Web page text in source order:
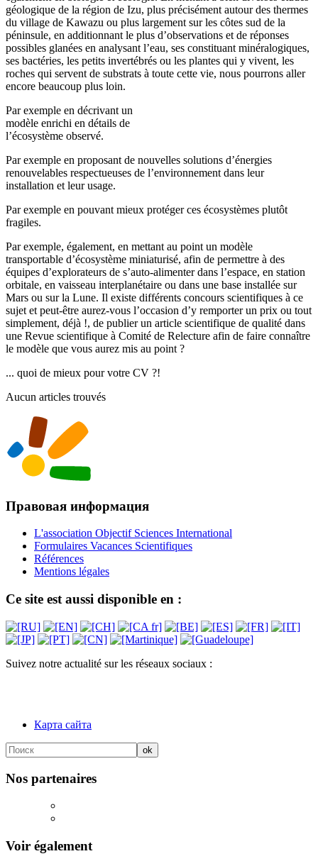
géologique de la région de Izu, plus précisément autour des thermes
du village de Kawazu ou plus largement sur les côtes sud de la
péninsule, en additionnant le plus d’observations et de réponses
possibles glanées en analysant l’eau, ses constituant minéralogiques,
ses bactéries, les petits invertébrés ou les plantes qui y vivent, les
roches qui servent de substrats à toute cette vie, nous pourrons aller
encore beaucoup plus loin.
Par exemple en décrivant un
modèle enrichi en détails de
l’écosystème observé.
Par exemple en proposant de nouvelles solutions d’énergies
renouvelables respectueuses de l’environnement dans leur
installation et leur usage.
Par exemple en pouvant mieux protéger ces écosystèmes plutôt
fragiles.
Par exemple, également, en mettant au point un modèle
transportable d’écosystème miniaturisé, afin de permettre à des
équipes d’explorateurs de s’auto-alimenter dans l’espace, en station
orbitale, en vaisseau interplanétaire ou dans une base installée sur
Mars ou sur la Lune. Il existe différents concours scientifiques à ce
sujet et peut-être aurez-vous l’occasion d’y remporter un prix ou tout
simplement, déjà !, de publier un article scientifique de qualité dans
une Revue scientifique à Comité de Relecture afin de faire connaître
le modèle que vous aurez mis au point ?
... quoi de mieux pour votre CV ?!
Aucun articles trouvés
Правовая информация
L'association Objectif Sciences International
Formulaires Vacances Scientifiques
Références
Mentions légales
Ce site est aussi disponible en :
Suivez notre actualité sur les réseaux sociaux :
Карта сайта
Nos partenaires
Voir également